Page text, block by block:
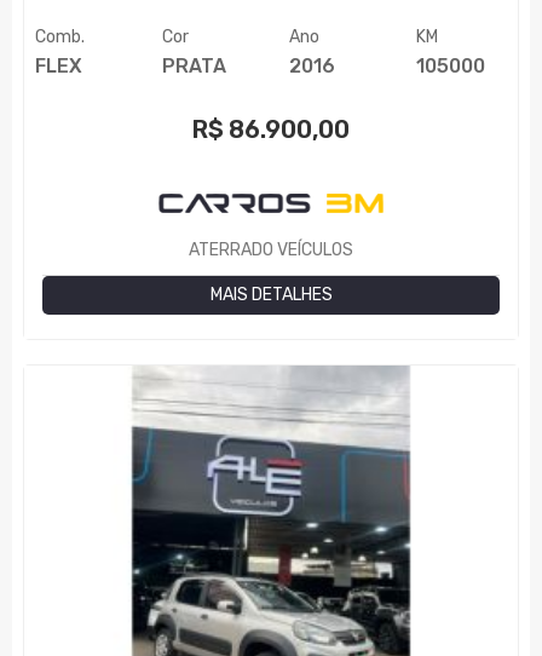
Comb.
FLEX
Cor
PRATA
Ano
2016
KM
105000
R$ 86.900,00
ATERRADO VEÍCULOS
MAIS DETALHES